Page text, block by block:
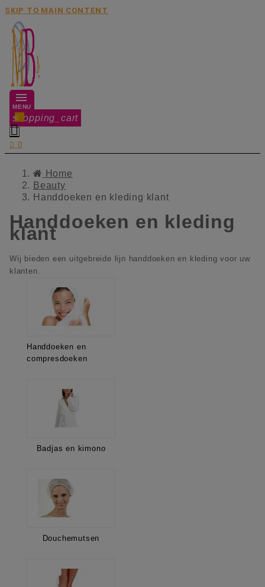
SKIP TO MAIN CONTENT
MENU
shopping_cart
0

 0
Home
Beauty
Handdoeken en kleding klant
Handdoeken en kleding
klant
Wij bieden een uitgebreide lijn handdoeken en kleding voor uw
klanten.
Handdoeken en
compresdoeken
Badjas en kimono
Douchemutsen